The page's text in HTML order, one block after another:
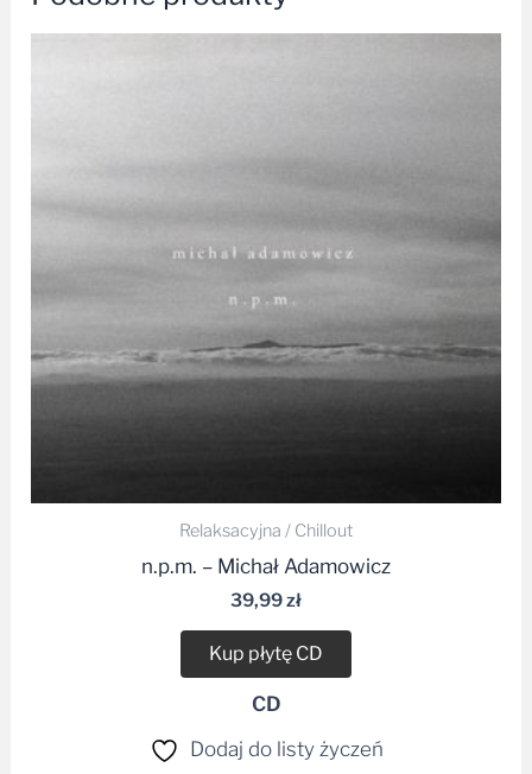
Relaksacyjna / Chillout
n.p.m. – Michał Adamowicz
39,99zł
Kup płytę CD
CD
Dodaj do listy życzeń